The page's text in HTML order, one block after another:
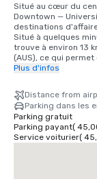
Situé au cœur du
Downtown —
destinations
Situé à quelques
trouve à environ 13
(AUS), ce qui
pour les groupes et
Waterloo Park, de
l'université du Texas
quartier des
de Red River. Le
historique de
Plus d'infos
Distance from
Parking dans les
Parking gratuit
Parking payant(
Service voiturier(